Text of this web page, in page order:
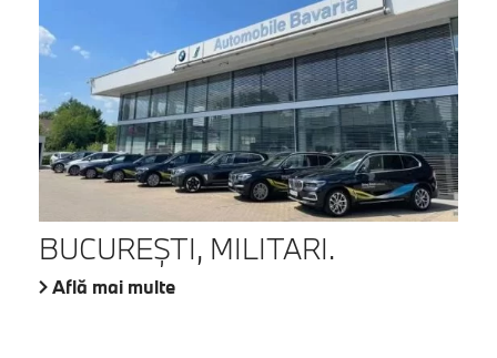
BUCUREŞTI, MILITARI.
Află mai multe